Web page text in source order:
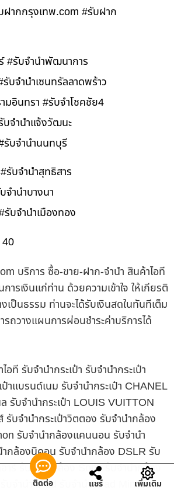
ากกรุงเทพ.com #รับฝาก
#รับจำนำพัฒนาการ
บจำนำเซนทรัลลาดพร้าว
มอินทรา #รับจำโชคชัย4
บจำนำแจ้งวัฒนะ
รับจำนำนนทบุรี
รับจำนำสุทธิสาร
ำนำบางนา
บจำนำเมืองทอง
40
บริการ ซื้อ-ขาย-ฝาก-จำนำ สินค้าไอที
ารเงินแก่ท่าน ด้วยความเข้าใจ ให้เกียรติ
เป็นธรรม ท่านจะได้รับเงินสดในทันทีเต็ม
รถวางแผนการผ่อนชำระค่าบริการได้
อที รับจำนำกระเป๋า รับจำนำกระเป๋า
าแบรนด์เนม รับจำนำกระเป๋า CHANEL
รับจำนำกระเป๋า LOUIS VUITTON
รับจำนำกระเป๋าวิตตอง รับจำนำกล้อง
รับจำนำกล้องแคนนอน รับจำนำ
กล้องนิคอน รับจำนำกล้อง DSLR รับ
าร์ รับจำนำกล้อง Sony รับจำนำกล้อง
รับจำนำ iPad รับจำนำ iPad Mini รับ
ติดต่อ แชร์ เพิ่มเติม